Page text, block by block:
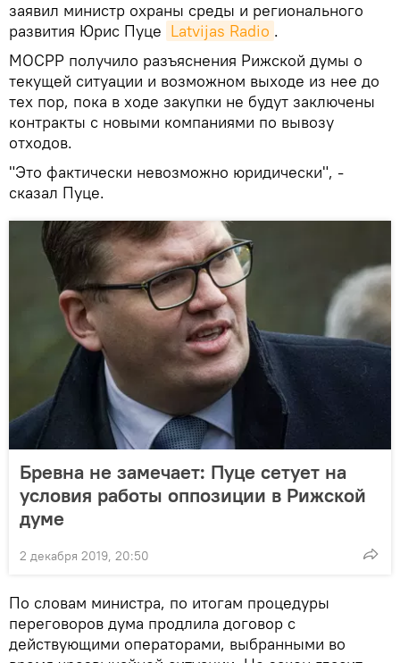
заявил министр охраны среды и регионального
развития Юрис Пуце Latvijas Radio .
МОСРР получило разъяснения Рижской думы о
текущей ситуации и возможном выходе из нее до
тех пор, пока в ходе закупки не будут заключены
контракты с новыми компаниями по вывозу
отходов.
"Это фактически невозможно юридически", -
сказал Пуце.
Бревна не замечает: Пуце сетует на
условия работы оппозиции в Рижской
думе
2 декабря 2019, 20:50
По словам министра, по итогам процедуры
переговоров дума продлила договор с
действующими операторами, выбранными во